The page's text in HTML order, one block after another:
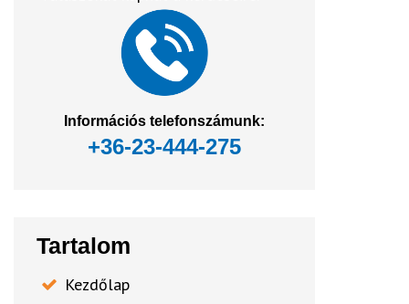
Információs telefonszámunk:
+36-23-444-275
Tartalom
Kezdőlap